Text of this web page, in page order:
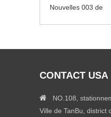
Nouvelles 003 de
Nouvelles 005 de
CONTACT USA
 NO.108,
Ville de TanBu, district